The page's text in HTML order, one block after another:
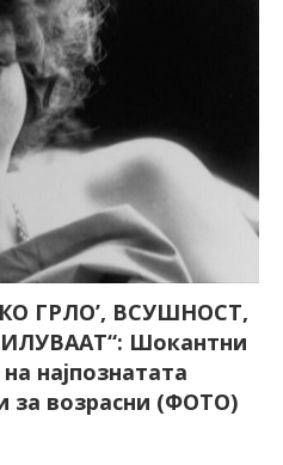
ГРЛО’, ВСУШНОСТ,
Шокантни
најпознатата
за возрасни (ФОТО)